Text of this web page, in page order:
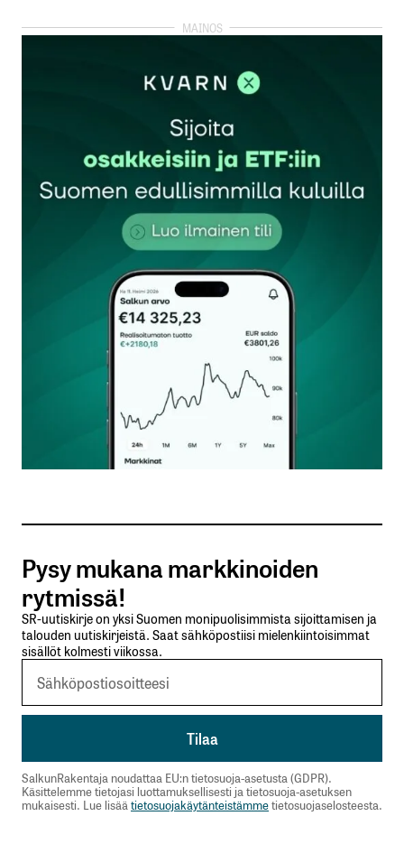
kirjautua
rekisteröityä
Sähköpostiosoitettasi ei julkaista.Pakolliset
kentät on merkitty*
Kommentti*
Nimesi tai nimimerkkisi
Sähköpostiosoitteesi
Tilaa SalkunRakentajan uutiskirje
Lähetä kommentti
Pysy mukana markkinoiden
rytmissä!
SR-uutiskirje on yksi Suomen monipuolisimmista sijoittamisen ja
talouden uutiskirjeistä. Saat sähköpostiisi mielenkiintoisimmat
sisällöt kolmesti viikossa.
SalkunRakentaja noudattaa EU:n tietosuoja-asetusta (GDPR).
Käsittelemme tietojasi luottamuksellisesti ja tietosuoja-asetuksen
mukaisesti. Lue lisää tietosuojakäytänteistämmetietosuojaselosteesta.